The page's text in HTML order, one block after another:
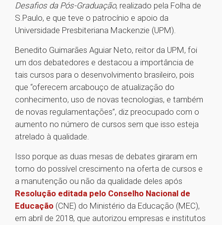
Desafios da Pós-Graduação, realizado pela Folha de
S.Paulo, e que teve o patrocínio e apoio da
Universidade Presbiteriana Mackenzie (UPM).
Benedito Guimarães Aguiar Neto, reitor da UPM, foi
um dos debatedores e destacou a importância de
tais cursos para o desenvolvimento brasileiro, pois
que “oferecem arcabouço de atualização do
conhecimento, uso de novas tecnologias, e também
de novas regulamentações”, diz preocupado com o
aumento no número de cursos sem que isso esteja
atrelado à qualidade.
Isso porque as duas mesas de debates giraram em
torno do possível crescimento na oferta de cursos e
a manutenção ou não da qualidade deles após
Resolução editada pelo Conselho Nacional de
Educação (CNE) do Ministério da Educação (MEC),
em abril de 2018, que autorizou empresas e institutos